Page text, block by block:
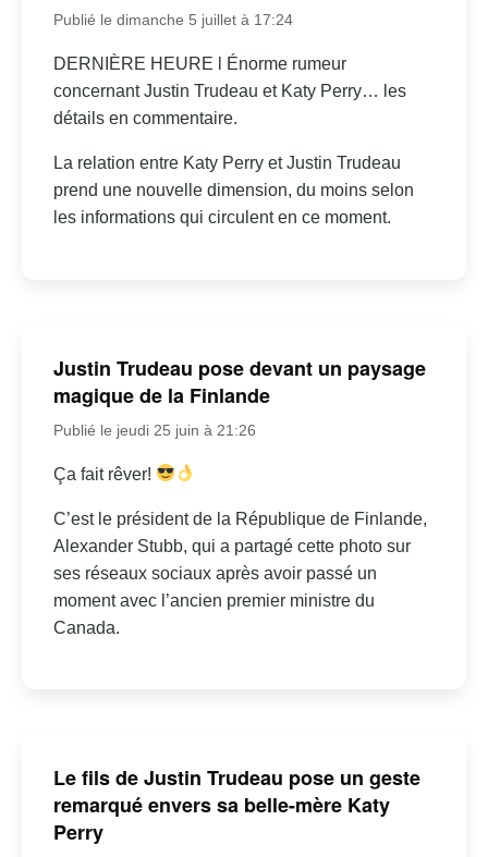
Publié le dimanche 5 juillet à 17:24
DERNIÈRE HEURE l Énorme rumeur
concernant Justin Trudeau et Katy Perry… les
détails en commentaire.
La relation entre Katy Perry et Justin Trudeau
prend une nouvelle dimension, du moins selon
les informations qui circulent en ce moment.
Justin Trudeau pose devant un paysage
magique de la Finlande
Publié le jeudi 25 juin à 21:26
Ça fait rêver!
C’est le président de la République de Finlande,
Alexander Stubb, qui a partagé cette photo sur
ses réseaux sociaux après avoir passé un
moment avec l’ancien premier ministre du
Canada.
Le fils de Justin Trudeau pose un geste
remarqué envers sa belle-mère Katy
Perry